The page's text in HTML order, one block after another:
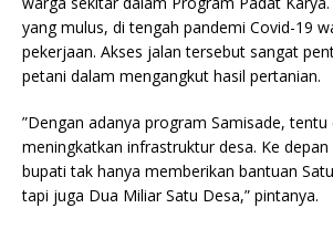
yang mulus, di tengah pandemi Covid-19
pekerjaan. Ak­ses jalan tersebut sangat
petani dalam mengangkut hasil per­tanian.
”Dengan adanya program Samisade, tentu
meningkatkan infrastruk­tur desa. Ke depan
bupati tak hanya mem­berikan bantuan
tapi juga Dua Mi­liar Satu Desa,” pintanya.